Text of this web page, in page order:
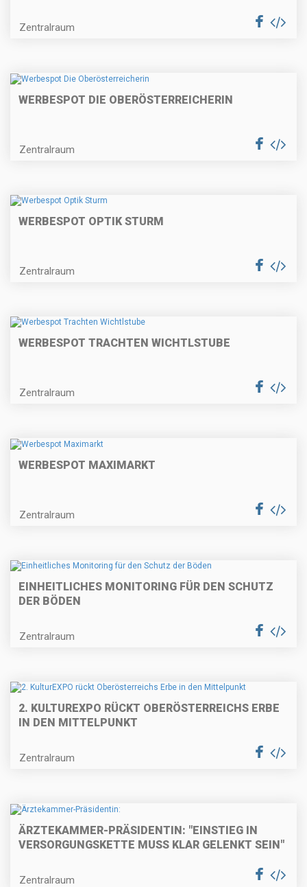
Zentralraum
WERBESPOT DIE OBERÖSTERREICHERIN
Zentralraum
WERBESPOT OPTIK STURM
Zentralraum
WERBESPOT TRACHTEN WICHTLSTUBE
Zentralraum
WERBESPOT MAXIMARKT
Zentralraum
EINHEITLICHES MONITORING FÜR DEN SCHUTZ
DER BÖDEN
Zentralraum
2. KULTUREXPO RÜCKT OBERÖSTERREICHS ERBE
IN DEN MITTELPUNKT
Zentralraum
ÄRZTEKAMMER-PRÄSIDENTIN: "EINSTIEG IN
VERSORGUNGSKETTE MUSS KLAR GELENKT SEIN"
Zentralraum